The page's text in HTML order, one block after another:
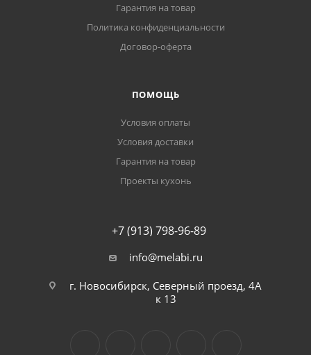
Гарантия на товар
Политика конфиденциальности
Договор-оферта
ПОМОЩЬ
Условия оплаты
Условия доставки
Гарантия на товар
Проекты кухонь
+7 (913) 798-96-89
info@melabi.ru
г. Новосибирск, Северный проезд, 4А
к 13